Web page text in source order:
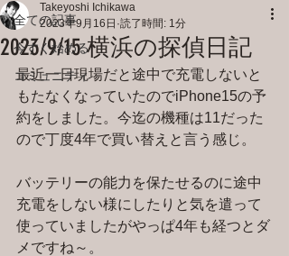
全ての記事
今すぐ始める
コミュニティ
2023/9/15 横浜の探偵日記
Takeyoshi Ichikawa
2023年9月16日 読了時間: 1分
最近一日現場だと途中で充電しないと
もたなくなっていたのでiPhone15の予
約をしました。今迄の機種は11だった
ので丁度4年で買い替えと言う感じ。
バッテリーの能力を保たせるのに途中
充電をしない様にしたりと気を遣って
使っていましたがやっぱ4年も経つとダ
メですね～。